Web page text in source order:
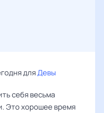
дляДевы
себя весьма
Это хорошее время